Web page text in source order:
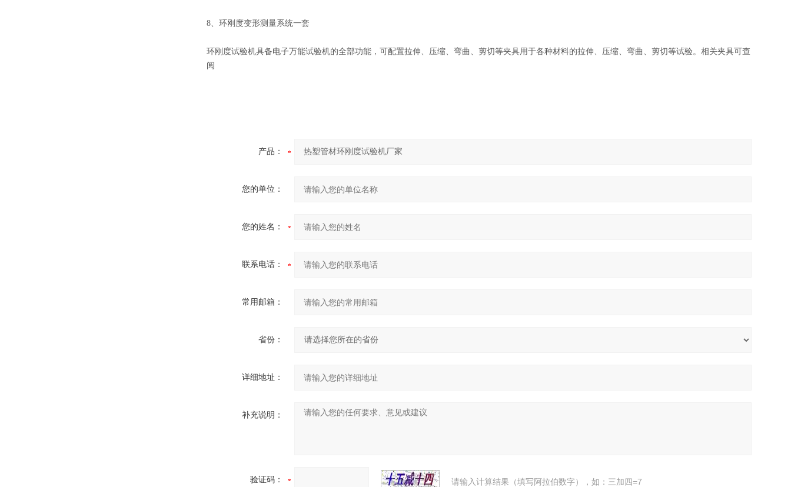
8、环刚度变形测量系统一套
环刚度试验机具备电子万能试验机的全部功能，可配置拉伸、压缩、弯曲、剪切等夹具用于各种材料的拉伸、压缩、弯曲、剪切等试验。相关夹具可查
阅
产品：
您的单位：
您的姓名：
联系电话：
常用邮箱：
省份：
详细地址：
补充说明：
验证码： 请输入计算结果（填写阿拉伯数字），如：三加四=7